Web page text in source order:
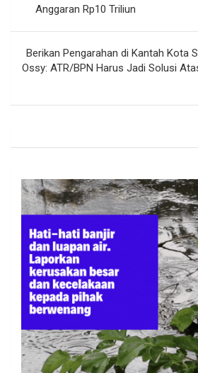
Anggaran Rp10 Triliun
Berikan Pengarahan di Kantah Kota
Ossy: ATR/BPN Harus Jadi Solusi